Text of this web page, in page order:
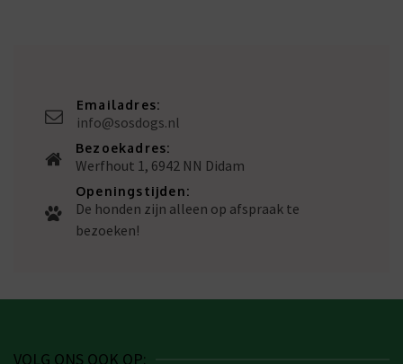
Emailadres:
info@sosdogs.nl
Bezoekadres:
Werfhout 1, 6942 NN Didam
Openingstijden:
De honden zijn alleen op afspraak te
bezoeken!
VOLG ONS OOK OP: